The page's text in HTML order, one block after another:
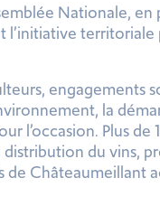
Nationale,
l’initiative
engagements
, la
l’occasion. Plus de
du vins,
Châteaumeillant